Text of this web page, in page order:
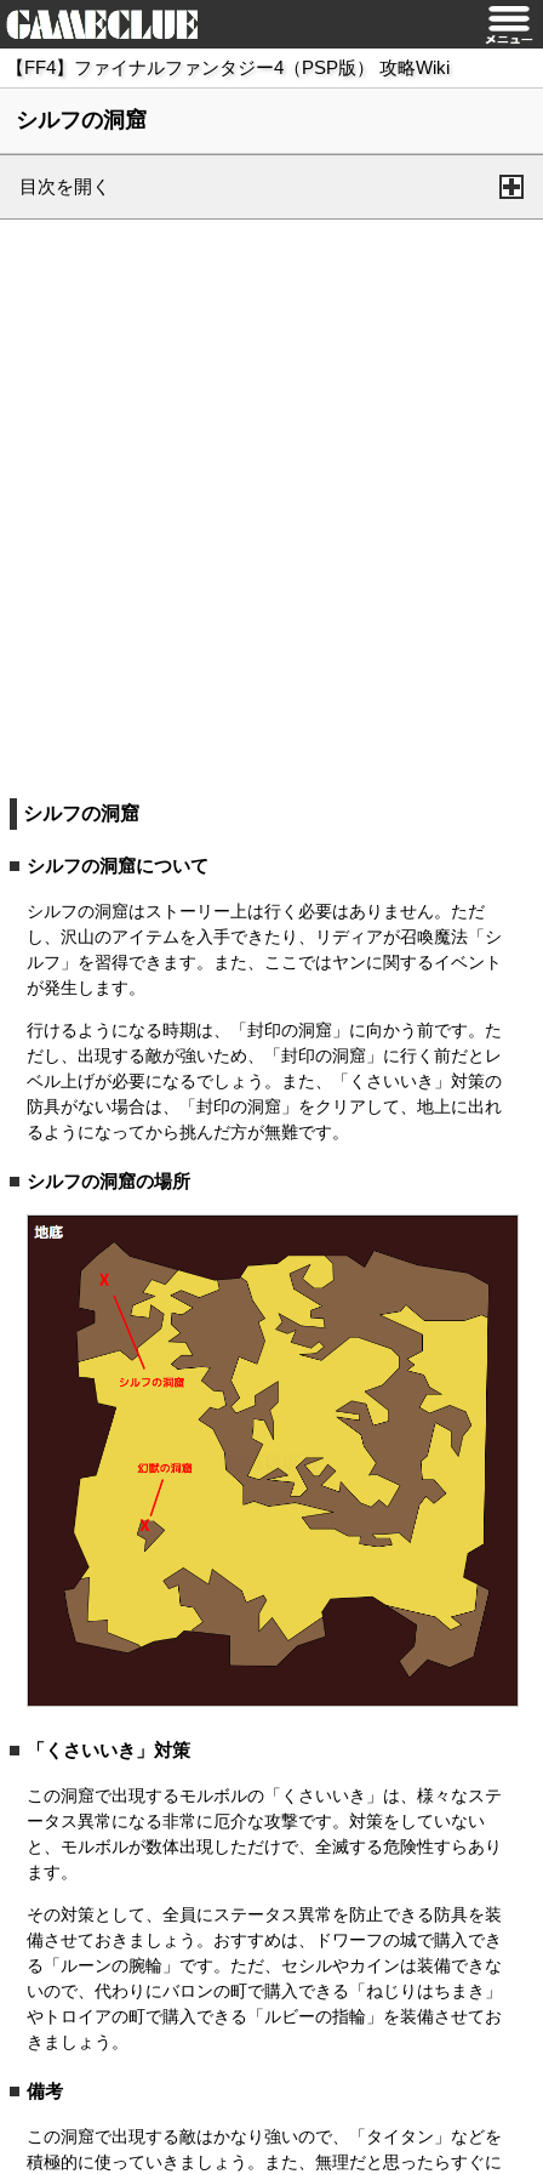
【FF4】ファイナルファンタジー4（PSP版） 攻略Wiki
シルフの洞窟
目次を開く
シルフの洞窟
シルフの洞窟について
シルフの洞窟はストーリー上は行く必要はありません。ただ
し、沢山のアイテムを入手できたり、リディアが召喚魔法「シ
ルフ」を習得できます。また、ここではヤンに関するイベント
が発生します。
行けるようになる時期は、「封印の洞窟」に向かう前です。た
だし、出現する敵が強いため、「封印の洞窟」に行く前だとレ
ベル上げが必要になるでしょう。また、「くさいいき」対策の
防具がない場合は、「封印の洞窟」をクリアして、地上に出れ
るようになってから挑んだ方が無難です。
シルフの洞窟の場所
「くさいいき」対策
この洞窟で出現するモルボルの「くさいいき」は、様々なステ
ータス異常になる非常に厄介な攻撃です。対策をしていない
と、モルボルが数体出現しただけで、全滅する危険性すらあり
ます。
その対策として、全員にステータス異常を防止できる防具を装
備させておきましょう。おすすめは、ドワーフの城で購入でき
る「ルーンの腕輪」です。ただ、セシルやカインは装備できな
いので、代わりにバロンの町で購入できる「ねじりはちまき」
やトロイアの町で購入できる「ルビーの指輪」を装備させてお
きましょう。
備考
この洞窟で出現する敵はかなり強いので、「タイタン」などを
積極的に使っていきましょう。また、無理だと思ったらすぐに